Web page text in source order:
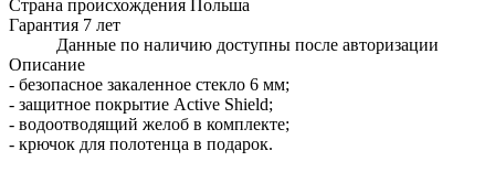
Страна происхождения Польша
Гарантия 7 лет
Данные по наличию доступны после авторизации
Описание
- безопасное закаленное стекло 6 мм;
- защитное покрытие Active Shield;
- водоотводящий желоб в комплекте;
- крючок для полотенца в подарок.